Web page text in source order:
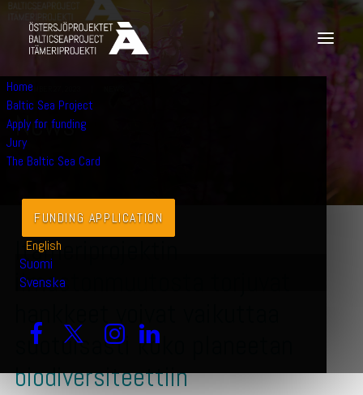
Home
Baltic Sea Project
Apply for funding
Jury
The Baltic Sea Card
FUNDING APPLICATION
English
Suomi
Svenska
NOVEMBER 27, 2023
News
Itämeriprojektin
ilmastonmuutosta torjuvat
hankkeet voivat vaikuttaa
suotuisasti koko planeetan
biodiversiteettiin